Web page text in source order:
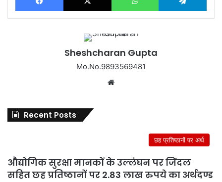
Sheshcharan Gupta
Mo.No.9893569481
Recent Posts
छह प्रतिष्ठानों पर अर्थ
औद्योगिक सुरक्षा मानकों के उल्लंघन पर जिंदल
सहित छह प्रतिष्ठानों पर 2.83 लाख रुपये का अर्थदण्ड